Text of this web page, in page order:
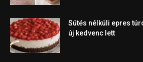
Sütés nélküli epres
új kedvenc lett